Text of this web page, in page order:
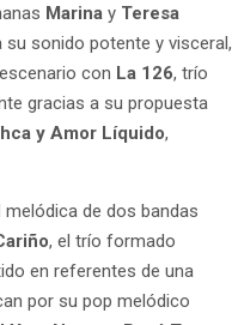
Marinay Teresa
sonido potente y visceral,
con La 126, trío
gracias a su propuesta
y Amor Líquido,
de dos bandas
, el trío formado
en referentes de una
por su pop melódico